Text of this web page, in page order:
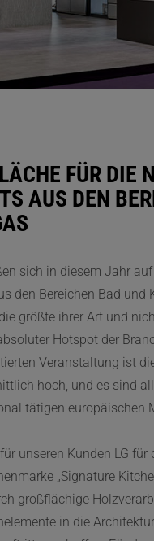
FÜR DIE
AUS DEN
sich in diesem Jahr
den Bereichen Bad und
größte ihrer Art und
Hotspot der
Veranstaltung ist
hoch, und es sind
tätigen europäischen
unseren Kunden LG
„Signature
großflächige
in die